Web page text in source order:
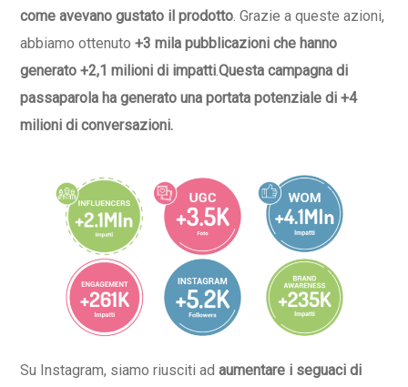
come avevano gustato il prodotto. Grazie a queste azioni,
abbiamo ottenuto+3 mila pubblicazioni che hanno
generato +2,1 milioni di impatti.Questa campagna di
passaparola ha generato una portata potenziale di +4
milioni di conversazioni.
Su Instagram, siamo riusciti adaumentare i seguaci di